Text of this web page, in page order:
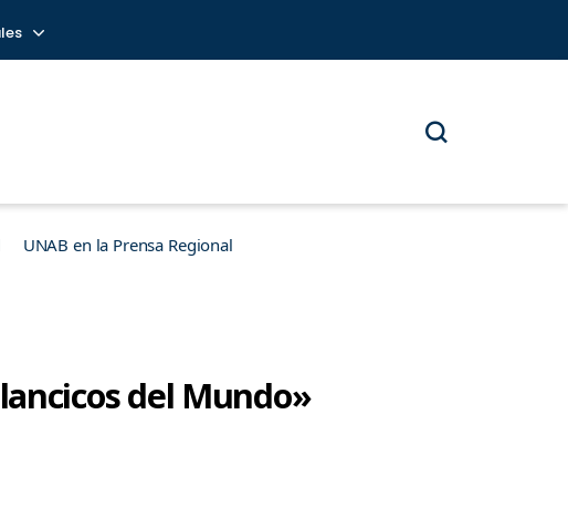
UNAB en la Prensa Regional
del Mundo»